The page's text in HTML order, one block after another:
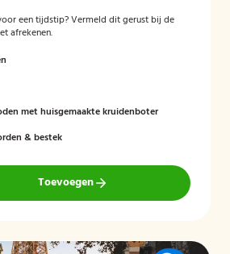
een tijdstip? Vermeld dit gerust bij de
afrekenen.
met huisgemaakte kruidenboter
& bestek
Toevoegen